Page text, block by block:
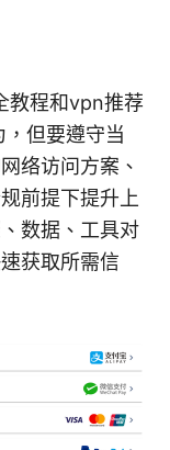
教程和vpn推荐
但要遵守当
络访问方案、
前提下提升上
数据、工具对
获取所需信